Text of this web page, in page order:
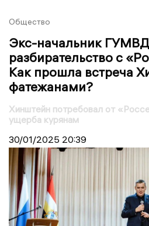
Общество
Экс-начальник
разбирательство с
Как прошла встреча
фатежанами?
Хинштейн потребовал от
ущерба курянам
30/01/2025 20:39